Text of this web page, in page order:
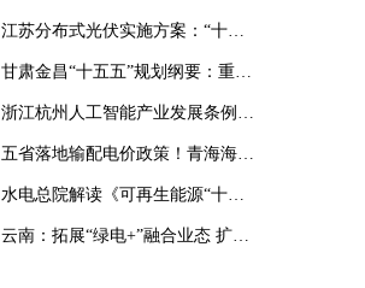
江苏分布式光伏实施方案：“十五五”新增56GW、新建厂房100%安装
甘肃金昌“十五五”规划纲要：重点实施10GWh共享储能电站等项目
浙江杭州人工智能产业发展条例：强化电源/电网/负荷/储能协同，推动城市供电可靠性符合算力设施标准
五省落地输配电价政策！青海海南福建明确独立储能放电退减输配电费！
水电总院解读《可再生能源“十五五”规划》（风电篇）
云南：拓展“绿电+”融合业态 扩大绿电直连规模